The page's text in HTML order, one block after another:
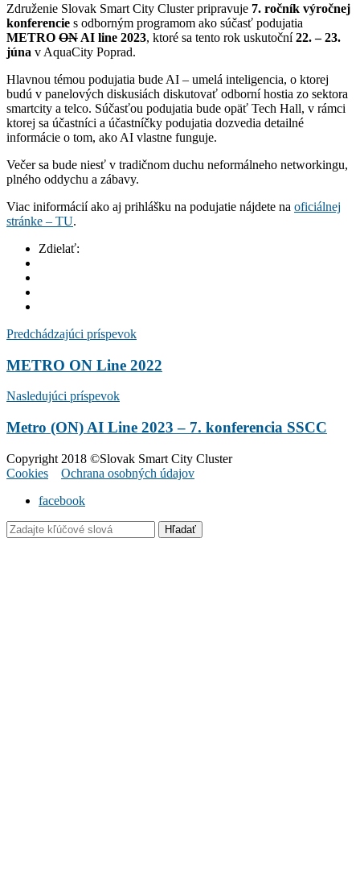
Združenie Slovak Smart City Cluster pripravuje 7. ročník výročnej
konferencie s odborným programom ako súčasť podujatia
METRO ON AI line 2023, ktoré sa tento rok uskutoční22. – 23.
júna v AquaCity Poprad.
Hlavnou témou podujatia bude AI – umelá inteligencia, o ktorej
budú v panelových diskusiách diskutovať odborní hostia zo sektora
smartcity a telco. Súčasťou podujatia bude opäť Tech Hall, v rámci
ktorej sa účastníci a účastníčky podujatia dozvedia detailné
informácie o tom, ako AI vlastne funguje.
Večer sa bude niesť v tradičnom duchu neformálneho networkingu,
plného oddychu a zábavy.
Viac iniformácií ako aj prihlášku na podujatie nájdete na oficiálnej
stránke – TU.
Zdielať:
Predchádzajúci príspevok
METRO ON Line 2022
Nasledujúci príspevok
Metro (ON) AI Line 2023 – 7. konferencia SSCC
Copyright 2018 ©Slovak Smart City Cluster
Cookies
Ochrana osobných údajov
facebook